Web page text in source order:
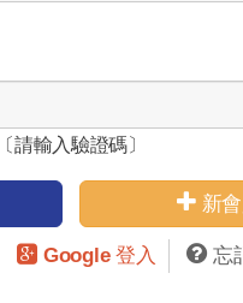
〔請輸入驗證碼〕
新
Google 登入 忘